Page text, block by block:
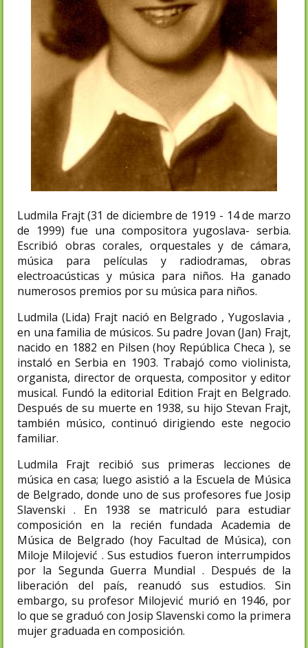
Ludmila Frajt (31 de diciembre de 1919 - 14 de marzo
de 1999) fue una compositora yugoslava- serbia.
Escribió obras corales, orquestales y de cámara,
música para películas y radiodramas, obras
electroacústicas y música para niños. Ha ganado
numerosos premios por su música para niños.
Ludmila (Lida) Frajt nació en Belgrado , Yugoslavia ,
en una familia de músicos. Su padre Jovan (Jan) Frajt,
nacido en 1882 en Pilsen (hoy República Checa ), se
instaló en Serbia en 1903. Trabajó como violinista,
organista, director de orquesta, compositor y editor
musical. Fundó la editorial Edition Frajt en Belgrado.
Después de su muerte en 1938, su hijo Stevan Frajt,
también músico, continuó dirigiendo este negocio
familiar.
Ludmila Frajt recibió sus primeras lecciones de
música en casa; luego asistió a la Escuela de Música
de Belgrado, donde uno de sus profesores fue Josip
Slavenski . En 1938 se matriculó para estudiar
composición en la recién fundada Academia de
Música de Belgrado (hoy Facultad de Música), con
Miloje Milojević . Sus estudios fueron interrumpidos
por la Segunda Guerra Mundial . Después de la
liberación del país, reanudó sus estudios. Sin
embargo, su profesor Milojević murió en 1946, por
lo que se graduó con Josip Slavenski como la primera
mujer graduada en composición.